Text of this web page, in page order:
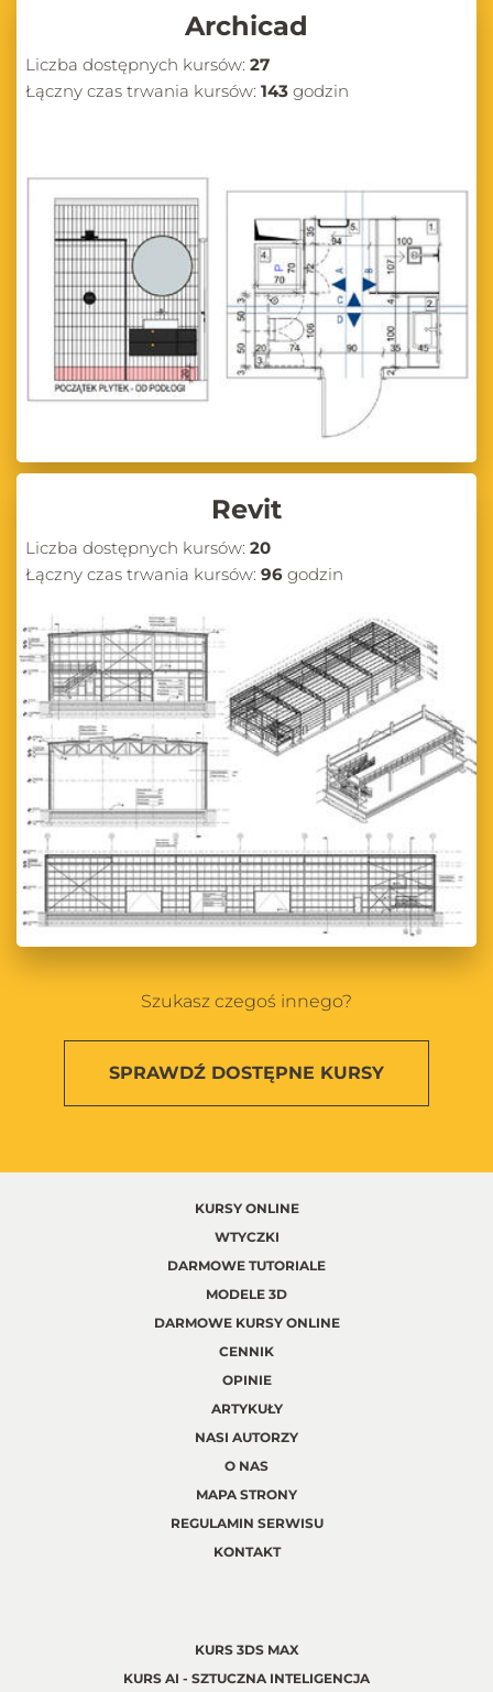
Archicad
Liczba dostępnych kursów: 27
Łączny czas trwania kursów: 143 godzin
Revit
Liczba dostępnych kursów: 20
Łączny czas trwania kursów: 96 godzin
Szukasz czegoś innego?
SPRAWDŹ DOSTĘPNE KURSY
KURSY ONLINE
WTYCZKI
DARMOWE TUTORIALE
MODELE 3D
DARMOWE KURSY ONLINE
CENNIK
OPINIE
ARTYKUŁY
NASI AUTORZY
O NAS
MAPA STRONY
REGULAMIN SERWISU
KONTAKT
KURS 3DS MAX
KURS AI - SZTUCZNA INTELIGENCJA